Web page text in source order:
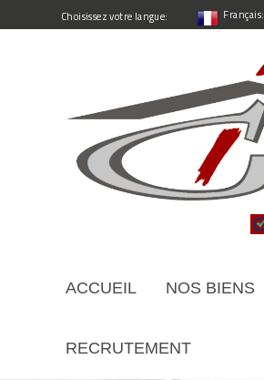
Choisissez votre langue: Français:
ACCUEIL NOS BIENS
RECRUTEMENT